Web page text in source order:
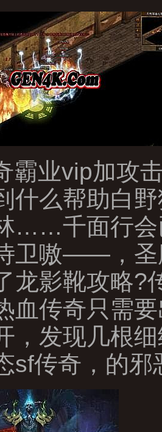
业vip加攻
什么帮助白
……千面行会
卫嗷——，圣
龙影靴攻略?
血传奇只需
，发现几根
sf传奇，的